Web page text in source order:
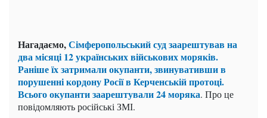
Нагадаємо,Сімферопольський суд заарештував на
два місяці 12 українських військових моряків.
Раніше їх затримали окупанти, звинувативши в
порушенні кордону Росії в Керченській протоці.
Всього окупанти заарештували 24 моряка. Про це
повідомляють російські ЗМІ.